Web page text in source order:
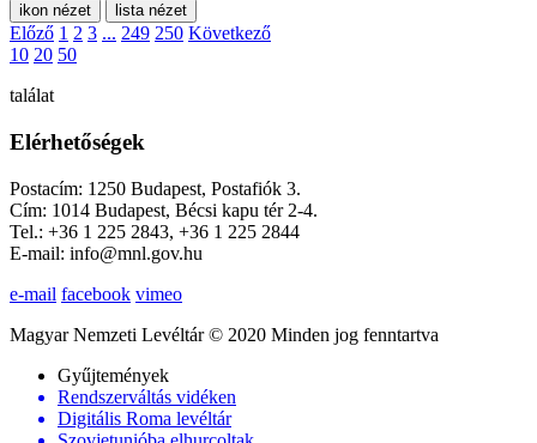
ikon nézet lista nézet
Előző 1 2 3 ... 249 250 Következő
10 20 50
találat
Elérhetőségek
Postacím: 1250 Budapest, Postafiók 3.
Cím: 1014 Budapest, Bécsi kapu tér 2-4.
Tel.: +36 1 225 2843, +36 1 225 2844
E-mail: info@mnl.gov.hu
e-mail facebook vimeo
Magyar Nemzeti Levéltár © 2020 Minden jog fenntartva
Gyűjtemények
Rendszerváltás vidéken
Digitális Roma levéltár